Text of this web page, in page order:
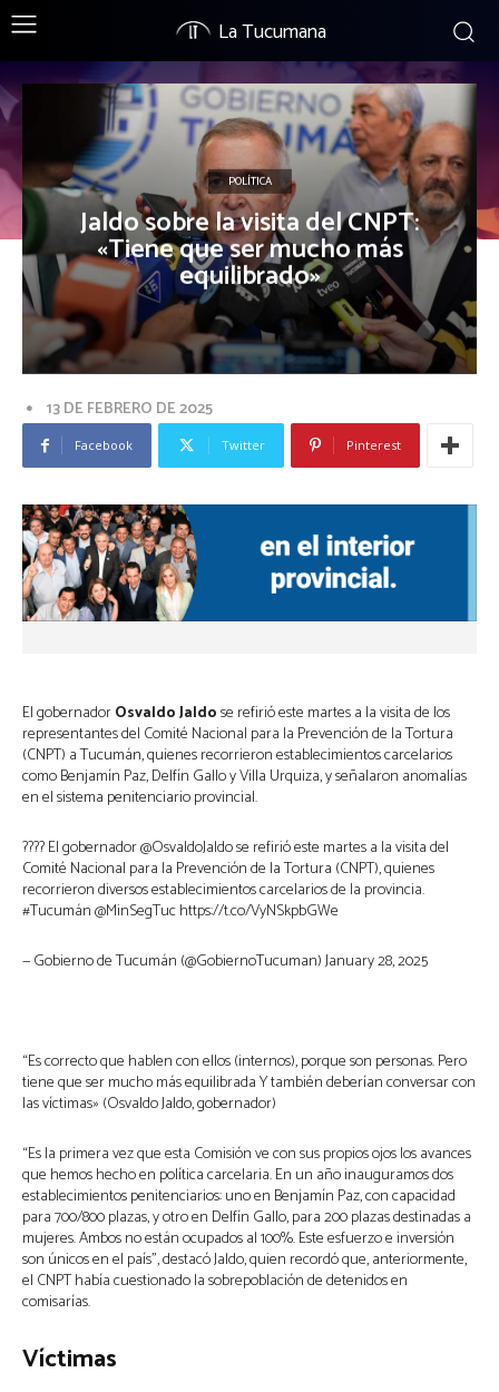
La Tucumana
POLÍTICA
Jaldo sobre la visita del CNPT:
«Tiene que ser mucho más
equilibrado»
13 DE FEBRERO DE 2025
Facebook Twitter Pinterest
El gobernadorOsvaldo Jaldose refirió este martes a la visita de los
representantes del Comité Nacional para la Prevención de la Tortura
(CNPT) a Tucumán, quienes recorrieron establecimientos carcelarios
como Benjamín Paz, Delfín Gallo y Villa Urquiza, y señalaron anomalías
en el sistema penitenciario provincial.
???? El gobernador @OsvaldoJaldo se refirió este martes a la visita del
Comité Nacional para la Prevención de la Tortura (CNPT), quienes
recorrieron diversos establecimientos carcelarios de la provincia.
#Tucumán @MinSegTuc https://t.co/VyNSkpbGWe
— Gobierno de Tucumán (@GobiernoTucuman) January 28, 2025
“Es correcto que hablen con ellos (internos), porque son personas. Pero
tiene que ser mucho más equilibrada Y también deberían conversar con
las víctimas» (Osvaldo Jaldo, gobernador)
“Es la primera vez que esta Comisión ve con sus propios ojos los avances
que hemos hecho en política carcelaria. En un año inauguramos dos
establecimientos penitenciarios: uno en Benjamín Paz, con capacidad
para 700/800 plazas, y otro en Delfín Gallo, para 200 plazas destinadas a
mujeres. Ambos no están ocupados al 100%. Este esfuerzo e inversión
son únicos en el país”, destacó Jaldo, quien recordó que, anteriormente,
el CNPT había cuestionado la sobrepoblación de detenidos en
comisarías.
Víctimas